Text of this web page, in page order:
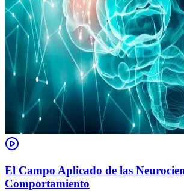
El Campo Aplicado de las
Comportamiento